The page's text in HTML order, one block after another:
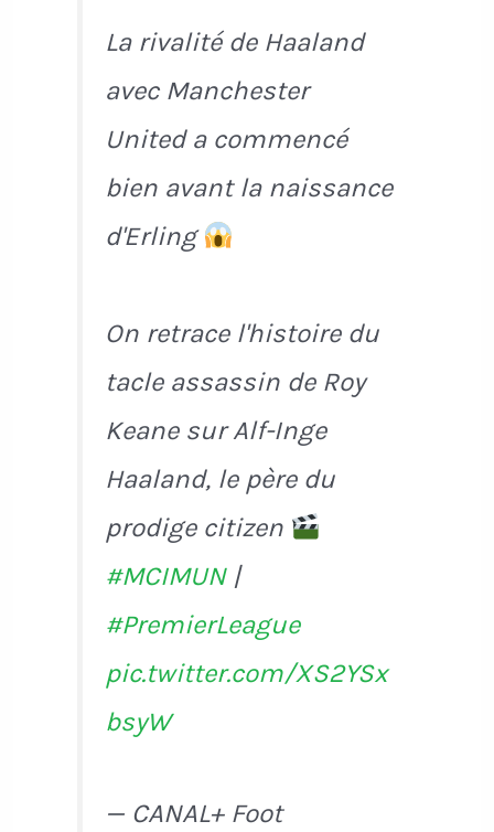
La rivalité de Haaland
avec Manchester
United a commencé
bien avant la naissance
d'Erling
On retrace l'histoire du
tacle assassin de Roy
Keane sur Alf-Inge
Haaland, le père du
prodige citizen
#MCIMUN|
#PremierLeague
pic.twitter.com/XS2YSx
bsyW
— CANAL+ Foot